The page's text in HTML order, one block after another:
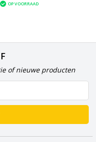
OP VOORRAAD
of nieuwe producten